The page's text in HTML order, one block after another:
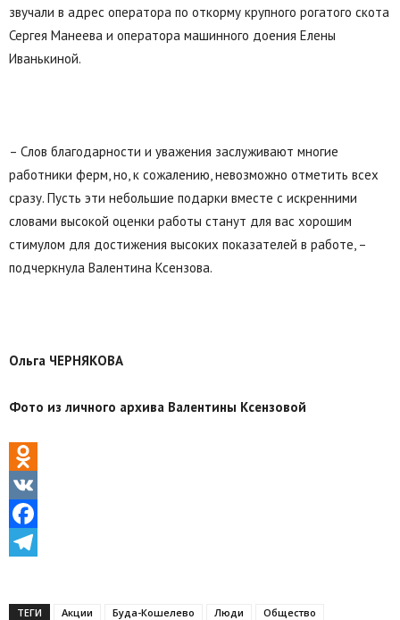
звучали в адрес оператора по откорму крупного рогатого скота
Сергея Манеева и оператора машинного доения Елены
Иванькиной.
– Слов благодарности и уважения заслуживают многие
работники ферм, но, к сожалению, невозможно отметить всех
сразу. Пусть эти небольшие подарки вместе с искренними
словами высокой оценки работы станут для вас хорошим
стимулом для достижения высоких показателей в работе, –
подчеркнула Валентина Ксензова.
Ольга ЧЕРНЯКОВА
Фото из личного архива Валентины Ксензовой
Odnoklassniki
VK
Facebook
ТЕГИ Акции Буда-Кошелево Люди
Общество